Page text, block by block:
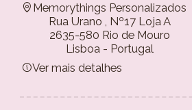
Memorythings Personalizados
Rua Urano , Nº17 Loja A
2635-580 Rio de Mouro
Lisboa - Portugal
Ver mais detalhes